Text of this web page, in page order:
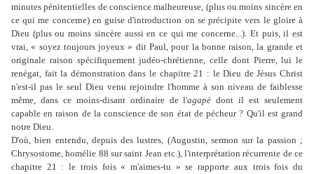
minutes pénitentielles de conscience malheureuse, (plus ou moins sincère en
ce qui me concerne) en guise d'introduction on se précipite vers le gloire à
Dieu (plus ou moins sincère aussi en ce qui me concerne...). Et puis, il est
vrai, « soyez toujours joyeux » dit Paul, pour la bonne raison, la grande et
originale raison spécifiquement judéo-chrétienne, celle dont Pierre, lui le
renégat, fait la démonstration dans le chapitre 21 : le Dieu de Jésus Christ
n'est-il pas le seul Dieu venu rejoindre l'homme à son niveau de faiblesse
même, dans ce moins-disant ordinaire de l'agapè dont il est seulement
capable en raison de la conscience de son état de pécheur ? Qu'il est grand
notre Dieu.
D'où, bien entendu, depuis des lustres, (Augustin, sermon sur la passion ;
Chrysostome, homélie 88 sur saint Jean etc.), l'interprétation récurrente de ce
chapitre 21 : le trois fois « m'aimes-tu » se rapporte aux trois fois du